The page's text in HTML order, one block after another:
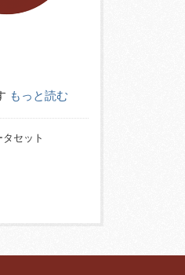
もっと読む
タセット